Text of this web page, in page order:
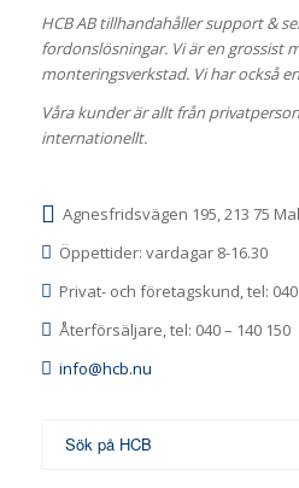
HCB AB tillhandahåller support &
fordonslösningar. Vi är en grossist
monteringsverkstad. Vi har också
Våra kunder är allt från
internationellt.
Agnesfridsvägen 195, 213 75
Öppettider: vardagar 8-16.30
Privat- och företagskund, tel: 040
Återförsäljare, tel: 040 – 140 150
info@hcb.nu